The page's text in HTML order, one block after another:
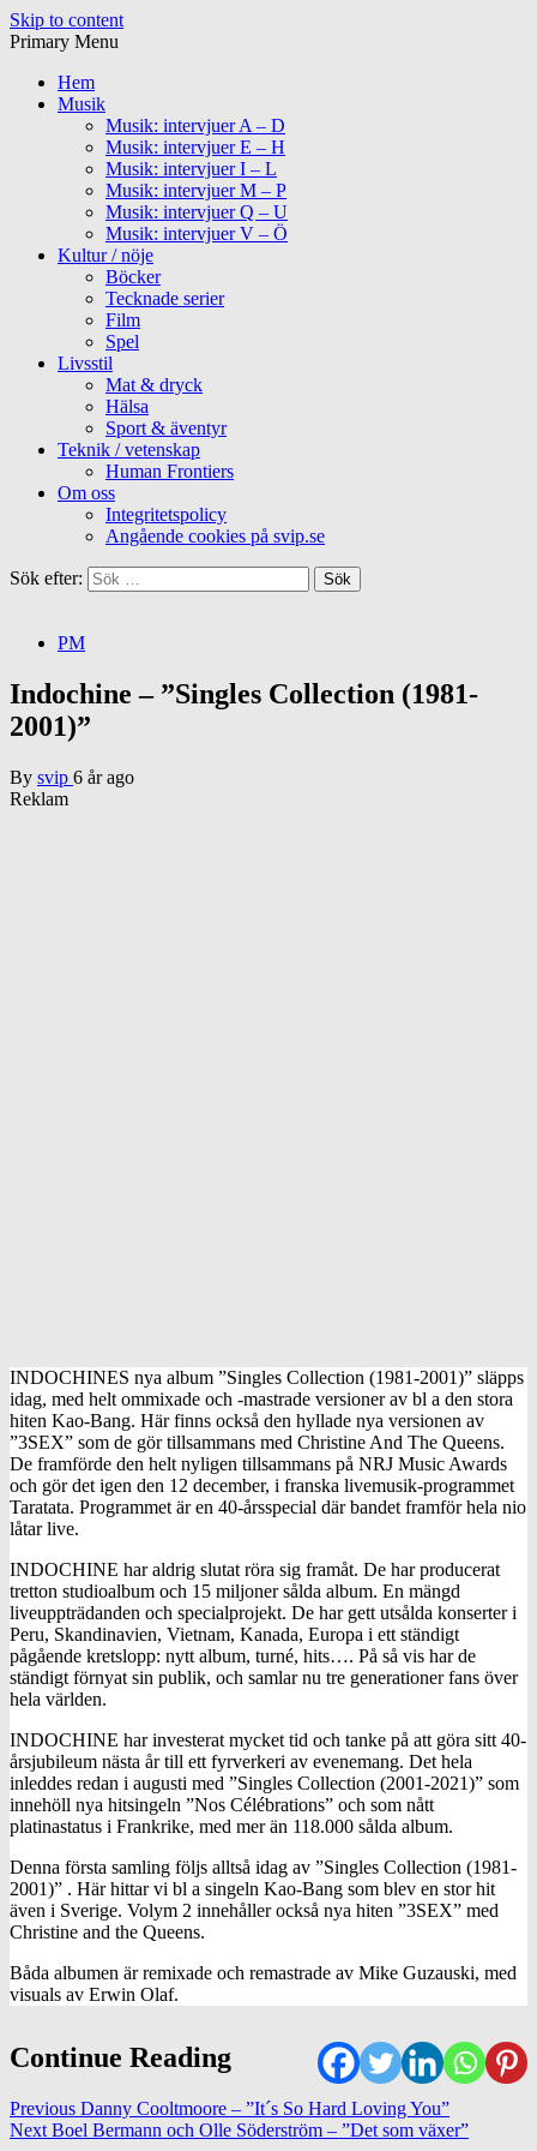
Skip to content
Primary Menu
Hem
Musik
Musik: intervjuer A – D
Musik: intervjuer E – H
Musik: intervjuer I – L
Musik: intervjuer M – P
Musik: intervjuer Q – U
Musik: intervjuer V – Ö
Kultur / nöje
Böcker
Tecknade serier
Film
Spel
Livsstil
Mat & dryck
Hälsa
Sport & äventyr
Teknik / vetenskap
Human Frontiers
Om oss
Integritetspolicy
Angående cookies på svip.se
Sök efter:
PM
Indochine – ”Singles Collection (1981-
2001)”
By svip 6 år ago
Reklam
INDOCHINES nya album ”Singles Collection (1981-2001)” släpps
idag, med helt ommixade och -mastrade versioner av bl a den stora
hiten Kao-Bang. Här finns också den hyllade nya versionen av
”3SEX” som de gör tillsammans med Christine And The Queens.
De framförde den helt nyligen tillsammans på NRJ Music Awards
och gör det igen den 12 december, i franska livemusik-programmet
Taratata. Programmet är en 40-årsspecial där bandet framför hela nio
låtar live.
INDOCHINE har aldrig slutat röra sig framåt. De har producerat
tretton studioalbum och 15 miljoner sålda album. En mängd
liveuppträdanden och specialprojekt. De har gett utsålda konserter i
Peru, Skandinavien, Vietnam, Kanada, Europa i ett ständigt
pågående kretslopp: nytt album, turné, hits…. På så vis har de
ständigt förnyat sin publik, och samlar nu tre generationer fans över
hela världen.
INDOCHINE har investerat mycket tid och tanke på att göra sitt 40-
årsjubileum nästa år till ett fyrverkeri av evenemang. Det hela
inleddes redan i augusti med ”Singles Collection (2001-2021)” som
innehöll nya hitsingeln ”Nos Célébrations” och som nått
platinastatus i Frankrike, med mer än 118.000 sålda album.
Denna första samling följs alltså idag av ”Singles Collection (1981-
2001)” . Här hittar vi bl a singeln Kao-Bang som blev en stor hit
även i Sverige. Volym 2 innehåller också nya hiten ”3SEX” med
Christine and the Queens.
Båda albumen är remixade och remastrade av Mike Guzauski, med
visuals av Erwin Olaf.
Continue Reading
Previous Danny Cooltmoore – ”It´s So Hard Loving You”
Next Boel Bermann och Olle Söderström – ”Det som växer”